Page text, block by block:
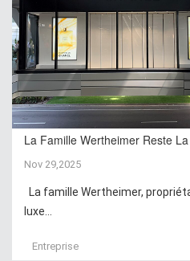
La Famille Wertheimer Reste
Nov 29,2025
La famille Wertheimer,
luxe...
Entreprise